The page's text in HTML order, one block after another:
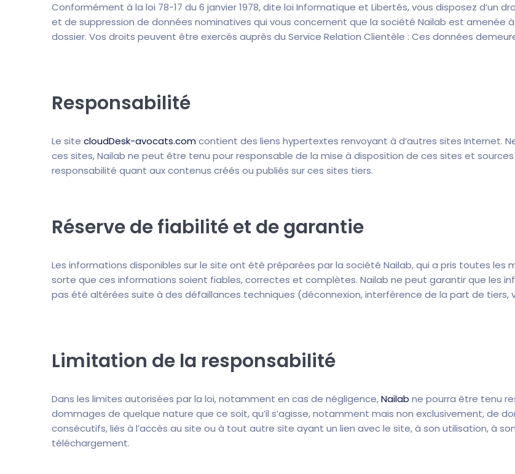
Conformément à la loi 78-17 du 6 janvier 1978, dite loi Informatique et Libertés, vous disposez d’un
et de suppression de données nominatives qui vous concernent que la société Nailab est amenée
dossier. Vos droits peuvent être exercés auprès du Service Relation Clientèle : Ces données
Responsabilité
Le site cloudDesk-avocats.comcontient des liens hypertextes renvoyant à d’autres sites Internet.
ces sites, Nailab ne peut être tenu pour responsable de la mise à disposition de ces sites et
responsabilité quant aux contenus créés ou publiés sur ces sites tiers.
Réserve de fiabilité et de garantie
Les informations disponibles sur le site ont été préparées par la société Nailab, qui a pris toutes les
sorte que ces informations soient fiables, correctes et complètes. Nailab ne peut garantir que les
pas été altérées suite à des défaillances techniques (déconnexion, interférence de la part de tiers,
Limitation de la responsabilité
Dans les limites autorisées par la loi, notamment en cas de négligence,Nailab ne pourra être tenu
dommages de quelque nature que ce soit, qu’il s’agisse, notamment mais non exclusivement, de
consécutifs, liés à l’accès au site ou à tout autre site ayant un lien avec le site, à son utilisation, à
téléchargement.